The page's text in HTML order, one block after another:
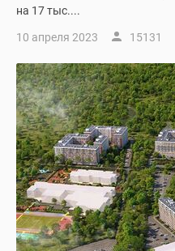
на 17 тыс....
10 апреля 2023 15131